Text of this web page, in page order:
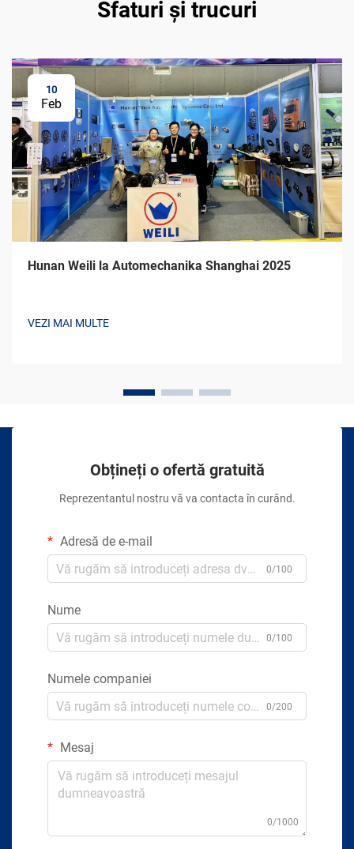
Sfaturi și trucuri
10
Feb
Hunan Weili la Automechanika Shanghai 2025
VEZI MAI MULTE
Obțineți o ofertă gratuită
Reprezentantul nostru vă va contacta în curând.
Adresă de e-mail
0/100
Nume
0/100
Numele companiei
0/200
Mesaj
0/1000